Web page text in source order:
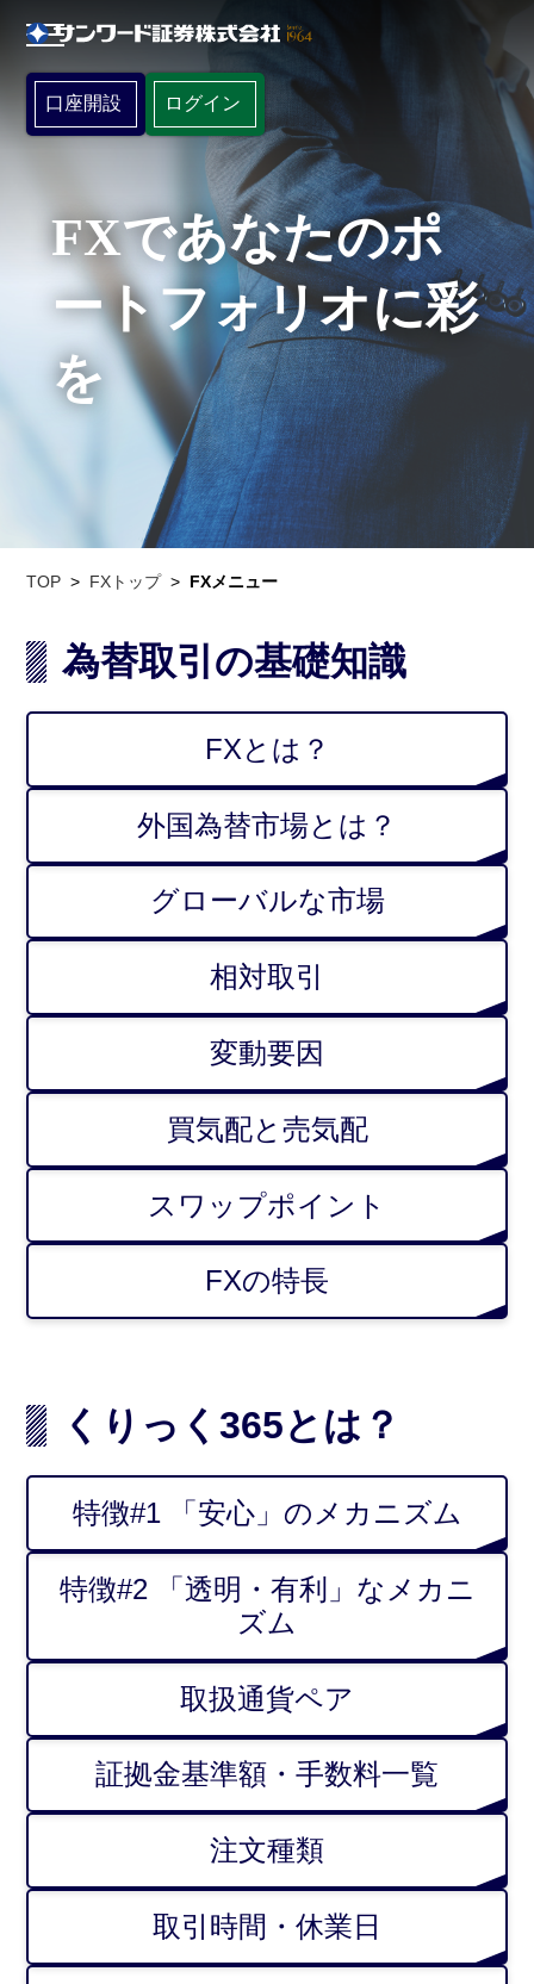
口座開設 ログイン
FXであなたのポ
ートフォリオに彩
を
TOP FXトップ FXメニュー
為替取引の基礎知識
FXとは？
外国為替市場とは？
グローバルな市場
相対取引
変動要因
買気配と売気配
スワップポイント
FXの特長
くりっく365とは？
特徴#1 「安心」のメカニズム
特徴#2 「透明・有利」なメカニ
ズム
取扱通貨ペア
証拠金基準額・手数料一覧
注文種類
取引時間・休業日